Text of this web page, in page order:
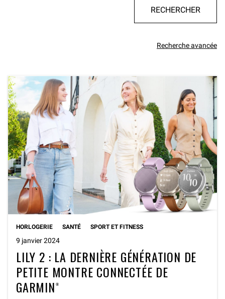
Recherche avancée
HORLOGERIE SANTÉ SPORT ET FITNESS
9 janvier 2024
LILY 2 : LA DERNIÈRE GÉNÉRATION DE
PETITE MONTRE CONNECTÉE DE
GARMIN®